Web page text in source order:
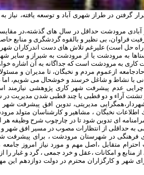
گرفتن در طراز شهرى آباد و توسعه يافته، نياز
آبادى مرودشت حداقل در سال هاى گذشته،در
فراوان، بى نظير و بالقوه گردشگرى و منابع
راه حل است) عليرغم تلاش هاى دست اندركاران شهرى
به مرودشت يا از مرودشت به شيراز و ساير
كارى به مرودشت است كه جداگانه به آن اشاره
ازعموم مردم و نخبگان، تا مديران و
با نشاط و شاغل خرسند و خوشحال مى شويم،
عدم پيشرفت شهر كارى پژوهشى نيازمند
تشتت آراء و دو قطبى يا چند قطبى شدن مديريت
مديريتى، تدوين افق پيشرفت شهر و
اطلاعات نخبگان ، مشاهير و كارشناسان متولد
اى تدوين شود تا در چارچوب شرح وظيفه هر
به حداقلى از انتظارات مصوب در مسير افق
فرهنگى در شهرستان مرودشت ، براى
متقابل ،اصل مهم و مورد نياز امروز
منابع و امكانات ،عقل و خرد جمعى ، گرد و غبار
شهر و كارگزاران محترم در دولت دوازدهم